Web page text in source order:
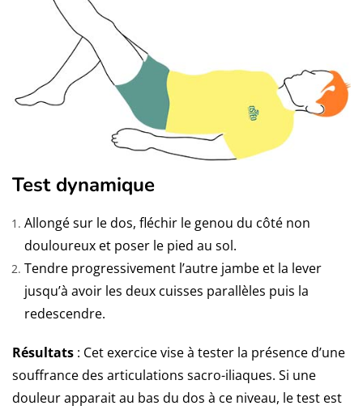
Test dynamique
Allongé sur le dos, fléchir le genou du côté non
douloureux et poser le pied au sol.
Tendre progressivement l’autre jambe et la lever
jusqu’à avoir les deux cuisses parallèles puis la
redescendre.
Résultats : Cet exercice vise à tester la présence d’une
souffrance des articulations sacro-iliaques. Si une
douleur apparait au bas du dos à ce niveau, le test est